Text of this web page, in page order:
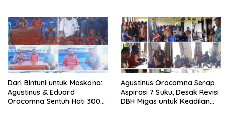
Dari Bintuni untuk Moskona:
Agustinus & Eduard
Orocomna Sentuh Hati 300
Agustinus Orocomna Serap
Aspirasi 7 Suku, Desak Revisi
DBH Migas untuk Keadilan